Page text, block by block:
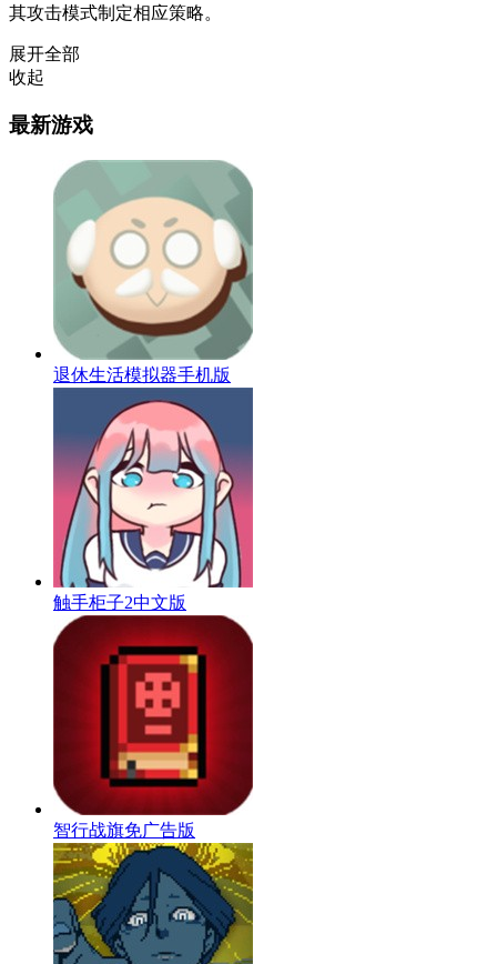
其攻击模式制定相应策略。
展开全部
收起
最新游戏
退休生活模拟器手机版
触手柜子2中文版
智行战旗免广告版